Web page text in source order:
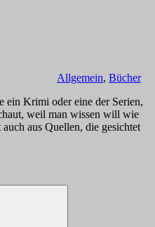
Allgemein, Bücher
ein Krimi oder eine der Serien,
weil man wissen will wie
aus Quellen, die gesichtet